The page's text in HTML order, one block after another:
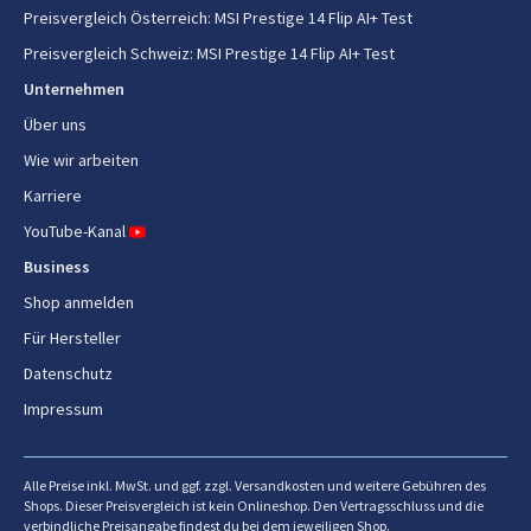
Grundleistung des Prozessors 25 W
Maximale Turboleistung
Speicher
Interner Speichertyp
Memory Formfaktor
RAM-Speicher maximal
Eingebaute Grafikadapter Ja
Preisvergleich Österreich: MSI Prestige 14 Flip AI+ Test
Preisvergleich Schweiz: MSI Prestige 14 Flip AI+ Test
Unternehmen
Über uns
Wie wir arbeiten
Karriere
YouTube-Kanal
Business
Shop anmelden
Für Hersteller
Datenschutz
Impressum
Alle Preise inkl. MwSt. und ggf. zzgl. Versandkosten und weitere Gebühren des
Shops. Dieser Preisvergleich ist kein Onlineshop. Den Vertragsschluss und die
verbindliche Preisangabe findest du bei dem jeweiligen Shop.